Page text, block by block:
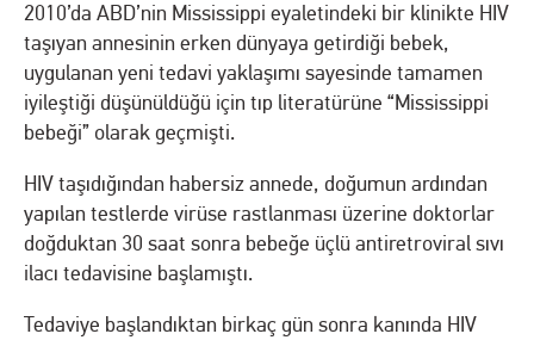
2010’da ABD’nin Mississippi eyaletindeki bir klinikte HIV
taşıyan annesinin erken dünyaya getirdiği bebek,
uygulanan yeni tedavi yaklaşımı sayesinde tamamen
iyileştiği düşünüldüğü için tıp literatürüne “Mississippi
bebeği” olarak geçmişti.
HIV taşıdığından habersiz annede, doğumun ardından
yapılan testlerde virüse rastlanması üzerine doktorlar
doğduktan 30 saat sonra bebeğe üçlü antiretroviral sıvı
ilacı tedavisine başlamıştı.
Tedaviye başlandıktan birkaç gün sonra kanında HIV